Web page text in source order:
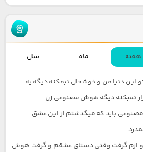
هفته ماه سال
این دنیا من و خوشحال نیمکنه دیگه یه
نمیکنه دیگه هوش مصنوعی زن
باید که میگذشتم از این عشق
ازم گرفت وقتی دستای عشقم و گرفت هوش